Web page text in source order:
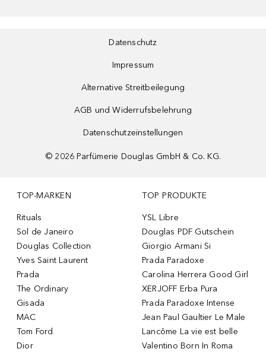
Datenschutz
Impressum
Alternative Streitbeilegung
AGB und Widerrufsbelehrung
Datenschutzeinstellungen
© 2026 Parfümerie Douglas GmbH & Co. KG.
TOP-MARKEN
Rituals
Sol de Janeiro
Douglas Collection
Yves Saint Laurent
Prada
The Ordinary
Gisada
MAC
Tom Ford
Dior
TOP PRODUKTE
YSL Libre
Douglas PDF Gutschein
Giorgio Armani Si
Prada Paradoxe
Carolina Herrera Good Girl
XERJOFF Erba Pura
Prada Paradoxe Intense
Jean Paul Gaultier Le Male
Lancôme La vie est belle
Valentino Born In Roma